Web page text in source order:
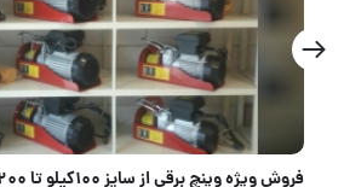
🟦 انواع وینچ های برقی تکفاز در